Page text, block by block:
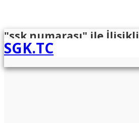
SGK.TC
"ssk numarası" ile